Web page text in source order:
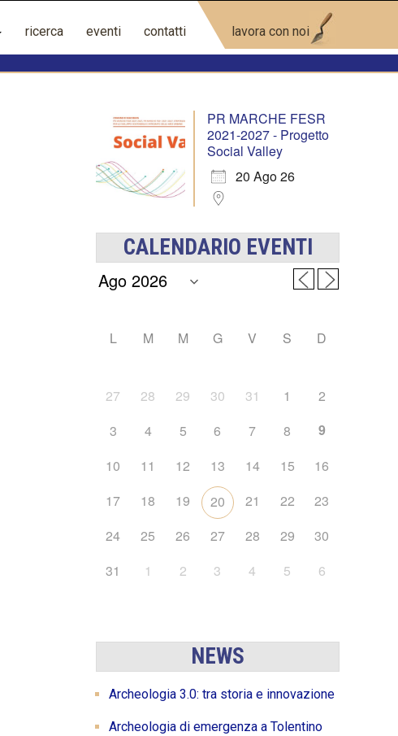
ricerca eventi contatti lavora con noi
PR MARCHE FESR
2021-2027 - Progetto
Social Valley
20 Ago 26
CALENDARIO EVENTI
L M M G V S D
27 28 29 30 31 1
2
3
4 5 6 7 8
9
10
11 12 13 14 15
16
17
18 19 20 21 22
23
24
25 26 27 28 29
30
31
1 2 3 4 5 6
NEWS
Archeologia 3.0: tra storia e innovazione
Archeologia di emergenza a Tolentino